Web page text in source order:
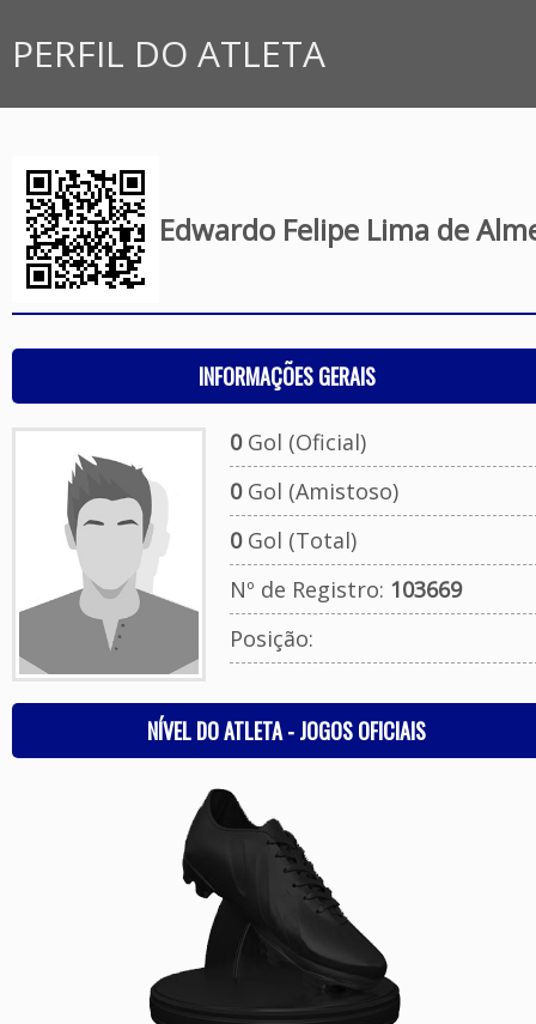
PERFIL DO ATLETA
Edwardo Felipe Lima de
INFORMAÇÕES GERAIS
0Gol (Oficial)
0Gol (Amistoso)
0Gol (Total)
Nº de Registro: 103669
Posição:
NÍVEL DO ATLETA - JOGOS OFICIAIS